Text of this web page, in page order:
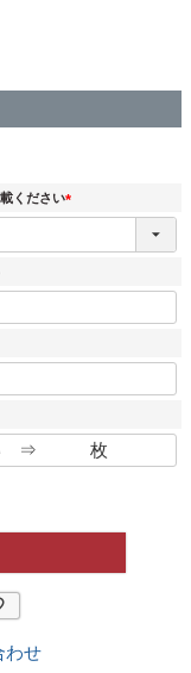
ください
(
わせ